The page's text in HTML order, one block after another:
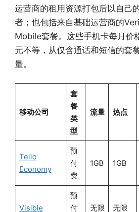
运营商的租用资源打包后以自己
者；也包括来自基础运营商的
Mobile套餐。这些手机卡每月价
元不等，从仅含通话和短信的套
量。
移动公司
套
餐
类
型
流量 热点
Tello
Economy
预
付
费
1GB 1GB
Visible
预
付
无限 无限